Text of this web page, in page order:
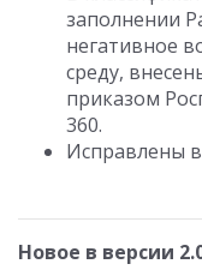
заполнении
негативное
среду,
приказом
360.
Исправлены
Новое в версии